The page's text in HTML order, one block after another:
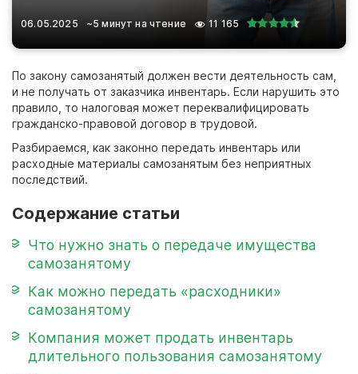
06.05.2025 ~5 минут на чтение 11 165
По закону самозанятый должен вести деятельность сам,
и не получать от заказчика инвентарь. Если нарушить это
правило, то налоговая может переквалифицировать
гражданско-правовой договор в трудовой.
Разбираемся, как законно передать инвентарь или
расходные материалы самозанятым без неприятных
последствий.
Содержание статьи
Что нужно знать о передаче имущества
самозанятому
Как можно передать «расходники»
самозанятому
Компания может продать инвентарь
длительного пользования самозанятому